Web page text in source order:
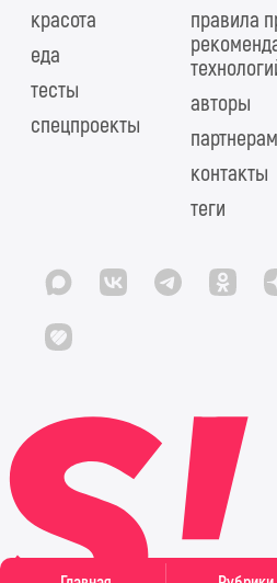
красота
еда
тесты
спецпроекты
правила
авторы
партнерам
контакты
теги